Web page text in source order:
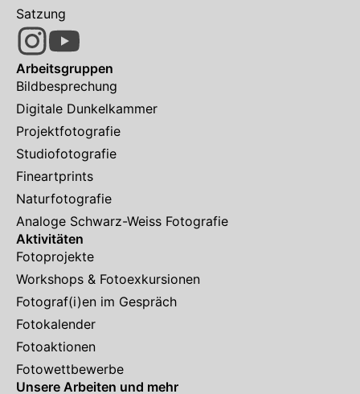
Satzung
Arbeitsgruppen
Bildbesprechung
Digitale Dunkelkammer
Projektfotografie
Studiofotografie
Fineartprints
Naturfotografie
Analoge Schwarz-Weiss Fotografie
Aktivitäten
Fotoprojekte
Workshops & Fotoexkursionen
Fotograf(i)en im Gespräch
Fotokalender
Fotoaktionen
Fotowettbewerbe
Unsere Arbeiten und mehr